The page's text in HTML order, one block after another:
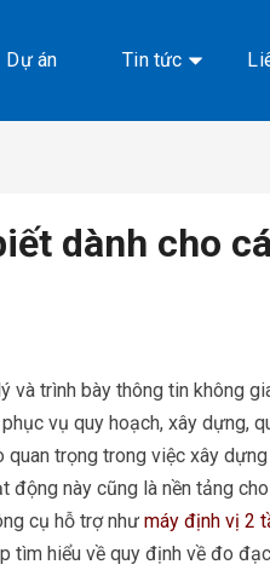
Dự án Tin tức
dành cho
và trình bày thông tin không
vụ quy hoạch, xây dựng,
trọng trong việc xây
động này cũng là nền tảng
cụ hỗ trợ như máy định vị 2
tìm hiểu về quy định về đo